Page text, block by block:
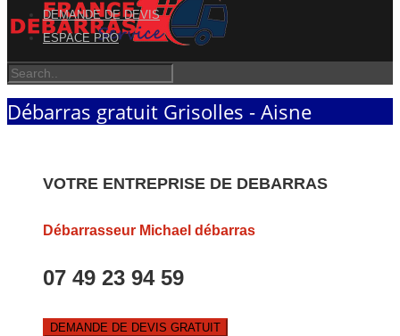
DEMANDE DE DEVIS
ESPACE PRO
Débarras gratuit Grisolles - Aisne
VOTRE ENTREPRISE DE DEBARRAS
Débarrasseur Michael débarras
07 49 23 94 59
DEMANDE DE DEVIS GRATUIT